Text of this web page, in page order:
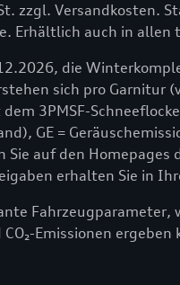
zzgl. Versandkosten.
Erhältlich auch in allen
die
sich pro Garnitur
3PMSF-
GE =
auf den Homepages
erhalten Sie in
Fahrzeugparameter,
Emissionen